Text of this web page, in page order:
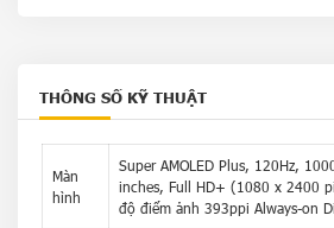
THÔNG SỐ KỸ THUẬT
Màn
hình
Super AMOLED Plus, 120Hz,
inches, Full HD+ (1080 x 2400
độ điểm ảnh 393ppi Always-on